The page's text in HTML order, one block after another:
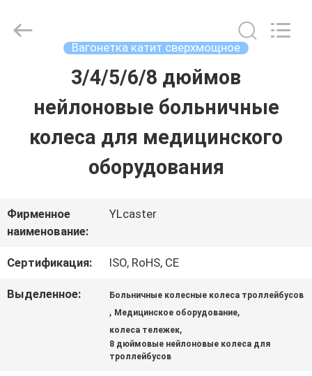
ПРОДУКТЫ
О
НАС
ПУТЕШЕСТВИЕ
Metal
Вагонетка катит сверхмощное
3/4/5/6/8 дюймов
нейлоновые больничные
колеса для медицинского
оборудования
Фирменное
наименование:
YLcaster
Сертификация: ISO, RoHS, CE
Выделенное: Больничные колесные колеса троллейбусов
, Медицинское оборудование,
колеса тележек,
8 дюймовые нейлоновые колеса для
троллейбусов